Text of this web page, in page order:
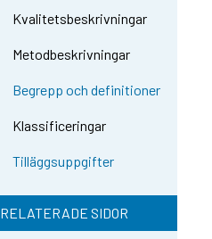
Kvalitetsbeskrivningar
Metodbeskrivningar
Begrepp och definitioner
Klassificeringar
Tilläggsuppgifter
RELATERADE SIDOR